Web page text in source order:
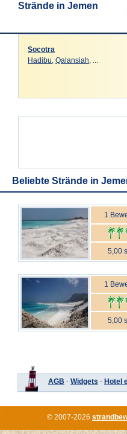
Strände in Jemen
Socotra
Hadibu, Qalansiah, ...
Beliebte Strände in
1
5,00
1
5,00
AGB · Widgets · Hotel
© 2007-2026